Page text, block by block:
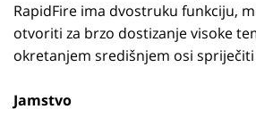
RapidFire ima dvostruku funkciju,
otvoriti za brzo dostizanje visoke
okretanjem središnjem osi
Jamstvo